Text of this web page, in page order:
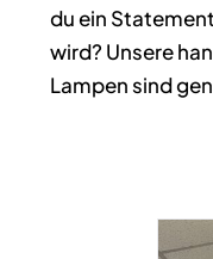
du ein
wird? Unsere
Lampen sind